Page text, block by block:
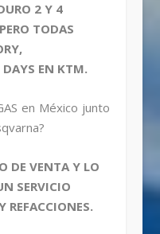
2 Y 4
TODAS
DAYS EN KTM.
en México junto
DE VENTA Y LO
SERVICIO
REFACCIONES.